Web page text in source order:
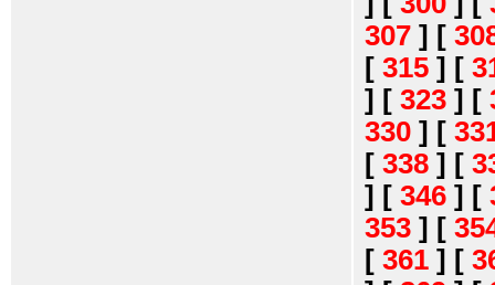
307 ] [
[ 315 ] [
] [ 323 ] [
330 ] [
[ 338 ] [
] [ 346 ] [
353 ] [
[ 361 ] [